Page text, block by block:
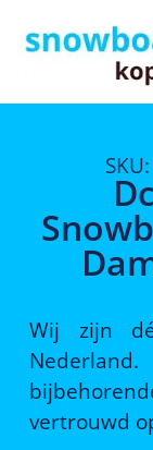
Wij zijn
vertrouwd